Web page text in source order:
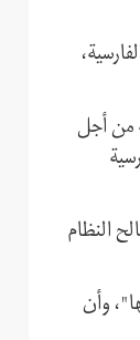
من أجل
النظام
وأن